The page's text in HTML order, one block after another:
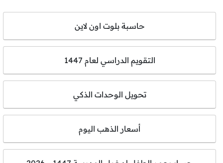
حاسبة بلوت اون لاين
التقويم الدراسي لعام 1447
تحويل الوحدات الذكي
أسعار الذهب اليوم